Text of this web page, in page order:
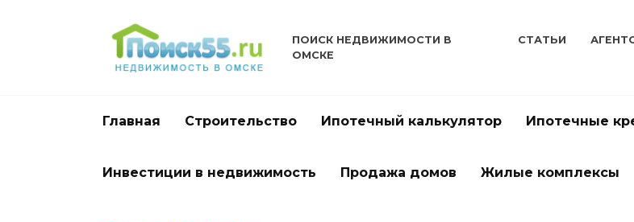
ПОИСК НЕДВИЖИМОСТИ В
ОМСКЕ
СТАТЬИ
Главная Строительство Ипотечный калькулятор Ипотечные
Инвестиции в недвижимость Продажа домов Жилые комплексы